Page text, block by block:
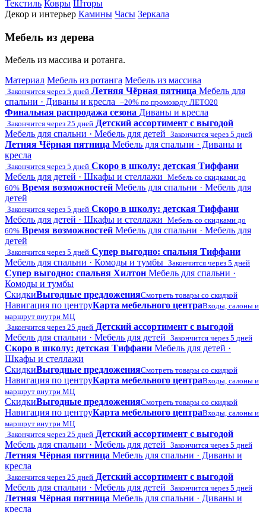
Текстиль Ковры Шторы
Декор и интерьер Камины Часы Зеркала
Мебель из дерева
Мебель из массива и ротанга.
Материал Мебель из ротанга Мебель из массива
Закончится через 5 дней Летняя Чёрная пятница Мебель для
спальни · Диваны и кресла −20% по промокоду ЛЕТО20
Финальная распродажа сезона Диваны и кресла
Закончится через 25 дней Детский ассортимент с выгодой
Мебель для спальни · Мебель для детей Закончится через 5 дней
Летняя Чёрная пятница Мебель для спальни · Диваны и
кресла
Закончится через 5 дней Скоро в школу: детская Тиффани
Мебель для детей · Шкафы и стеллажи Мебель со скидками до
60% Время возможностей Мебель для спальни · Мебель для
детей
Закончится через 5 дней Скоро в школу: детская Тиффани
Мебель для детей · Шкафы и стеллажи Мебель со скидками до
60% Время возможностей Мебель для спальни · Мебель для
детей
Закончится через 5 дней Супер выгодно: спальня Тиффани
Мебель для спальни · Комоды и тумбы Закончится через 5 дней
Супер выгодно: спальня Хилтон Мебель для спальни ·
Комоды и тумбы
СкидкиВыгодные предложенияСмотреть товары со скидкой
Навигация по центруКарта мебельного центраВходы, салоны и
маршрут внутри МЦ
Закончится через 25 дней Детский ассортимент с выгодой
Мебель для спальни · Мебель для детей Закончится через 5 дней
Скоро в школу: детская Тиффани Мебель для детей ·
Шкафы и стеллажи
СкидкиВыгодные предложенияСмотреть товары со скидкой
Навигация по центруКарта мебельного центраВходы, салоны и
маршрут внутри МЦ
СкидкиВыгодные предложенияСмотреть товары со скидкой
Навигация по центруКарта мебельного центраВходы, салоны и
маршрут внутри МЦ
Закончится через 25 дней Детский ассортимент с выгодой
Мебель для спальни · Мебель для детей Закончится через 5 дней
Летняя Чёрная пятница Мебель для спальни · Диваны и
кресла
Закончится через 25 дней Детский ассортимент с выгодой
Мебель для спальни · Мебель для детей Закончится через 5 дней
Летняя Чёрная пятница Мебель для спальни · Диваны и
кресла